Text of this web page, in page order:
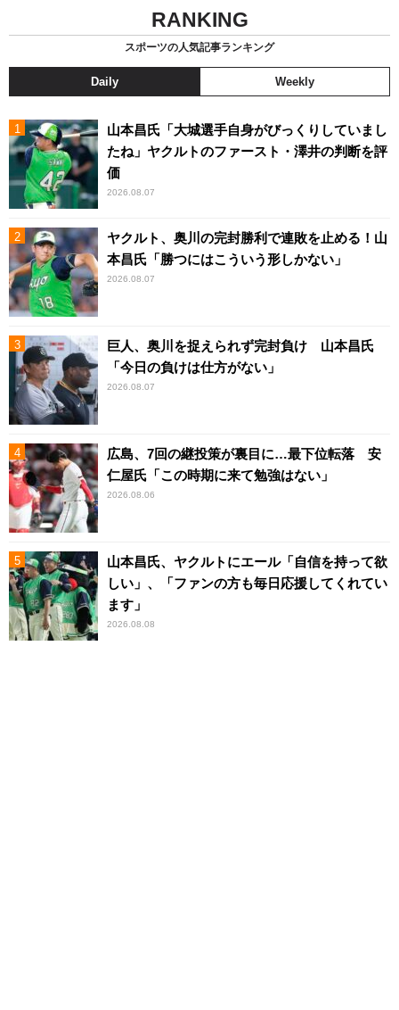
RANKING
スポーツの人気記事ランキング
Daily Weekly
山本昌氏「大城選手自身がびっくりしていまし
たね」ヤクルトのファースト・澤井の判断を評
価
2026.08.07
ヤクルト、奥川の完封勝利で連敗を止める！山
本昌氏「勝つにはこういう形しかない」
2026.08.07
巨人、奥川を捉えられず完封負け 山本昌氏
「今日の負けは仕方がない」
2026.08.07
広島、7回の継投策が裏目に…最下位転落 安
仁屋氏「この時期に来て勉強はない」
2026.08.06
山本昌氏、ヤクルトにエール「自信を持って欲
しい」、「ファンの方も毎日応援してくれてい
ます」
2026.08.08